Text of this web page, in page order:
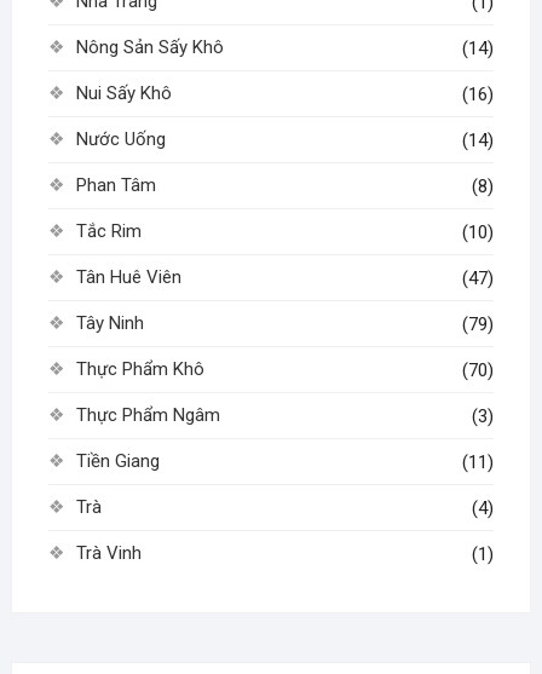
Nông Sản Sấy Khô (14)
Nui Sấy Khô (16)
Nước Uống (14)
Phan Tâm (8)
Tắc Rim (10)
Tân Huê Viên (47)
Tây Ninh (79)
Thực Phẩm Khô (70)
Thực Phẩm Ngâm (3)
Tiền Giang (11)
Trà (4)
Trà Vinh (1)